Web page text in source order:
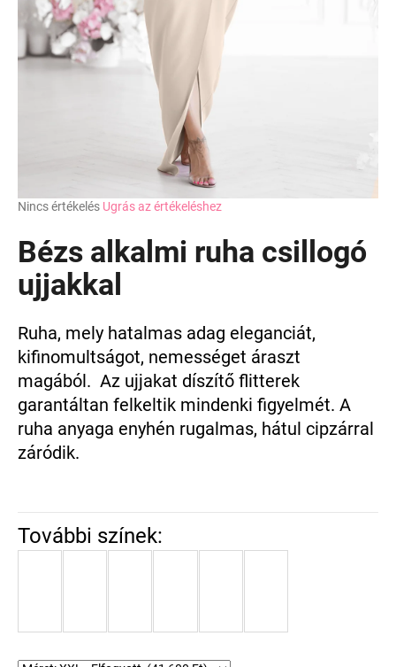
A
átlagos
értékelése
ből
csillag.
Nincs értékelés Ugrás az értékeléshez
Bézs alkalmi ruha csillogó
ujjakkal
Ruha, mely hatalmas adag eleganciát,
kifinomultságot, nemességet áraszt
magából. Az ujjakat díszítő flitterek
garantáltan felkeltik mindenki figyelmét. A
ruha anyaga enyhén rugalmas, hátul cipzárral
záródik.
A